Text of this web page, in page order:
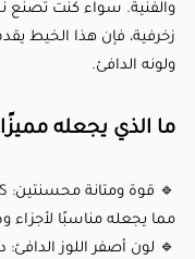
🌡️ درجة حرارة الفوهة: 210-230°C
💨
أو الإنتاج الأسرع)
والفنية. سواء كنت تصنع
زخرفية، فإن هذا الخيط
ولونه الدافئ.
ما الذي يجعله
🔹 قوة ومتانة محسنتين:
مما يجعله مناسبًا
🔹 لون أصفر اللوز